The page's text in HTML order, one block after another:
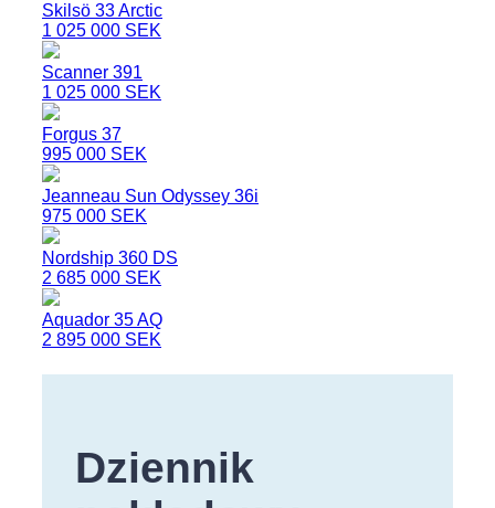
Skilsö 33 Arctic
1 025 000 SEK
Scanner 391
1 025 000 SEK
Forgus 37
995 000 SEK
Jeanneau Sun Odyssey 36i
975 000 SEK
Nordship 360 DS
2 685 000 SEK
Aquador 35 AQ
2 895 000 SEK
Dziennik